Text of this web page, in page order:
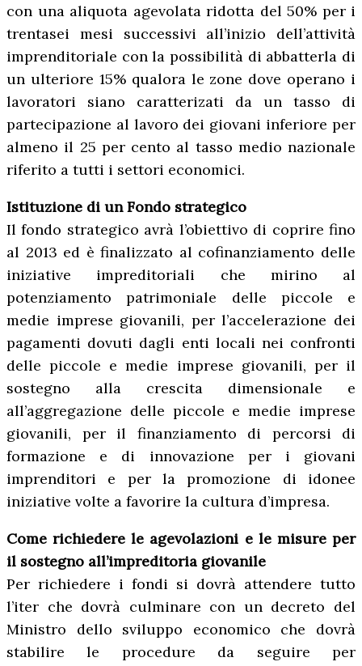
con una aliquota agevolata ridotta del 50% per i
trentasei mesi successivi all’inizio dell’attività
imprenditoriale con la possibilità di abbatterla di
un ulteriore 15% qualora le zone dove operano i
lavoratori siano caratterizati da un tasso di
partecipazione al lavoro dei giovani inferiore per
almeno il 25 per cento al tasso medio nazionale
riferito a tutti i settori economici.
Istituzione di un Fondo strategico
Il fondo strategico avrà l’obiettivo di coprire fino
al 2013 ed è finalizzato al cofinanziamento delle
iniziative impreditoriali che mirino al
potenziamento patrimoniale delle piccole e
medie imprese giovanili, per l’accelerazione dei
pagamenti dovuti dagli enti locali nei confronti
delle piccole e medie imprese giovanili, per il
sostegno alla crescita dimensionale e
all’aggregazione delle piccole e medie imprese
giovanili, per il finanziamento di percorsi di
formazione e di innovazione per i giovani
imprenditori e per la promozione di idonee
iniziative volte a favorire la cultura d’impresa.
Come richiedere le agevolazioni e le misure per
il sostegno all’impreditoria giovanile
Per richiedere i fondi si dovrà attendere tutto
l’iter che dovrà culminare con un decreto del
Ministro dello sviluppo economico che dovrà
stabilire le procedure da seguire per